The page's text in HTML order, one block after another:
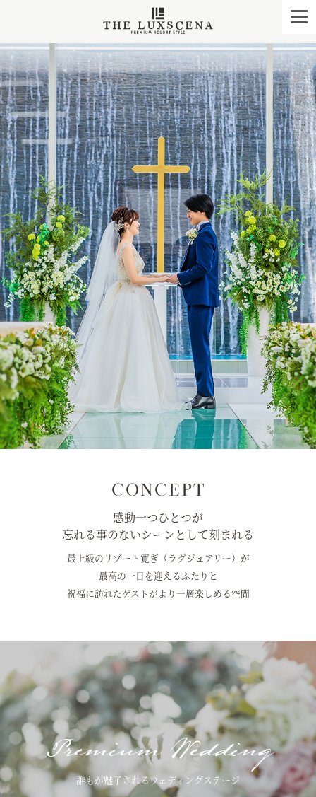
クレアージュ リゾ
CONCEPT
感動一つひとつが
忘れる事のないシーンとして刻まれる
最上級のリゾート寛ぎ（ラグジュアリー）が
最高の一日を迎えるふたりと
祝福に訪れたゲストがより一層楽しめる空間
Premium Wedding
誰もが魅了されるウェディングステージ